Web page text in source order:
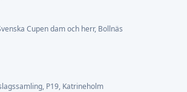
Cupen dam och herr, Bollnäs
P19, Katrineholm